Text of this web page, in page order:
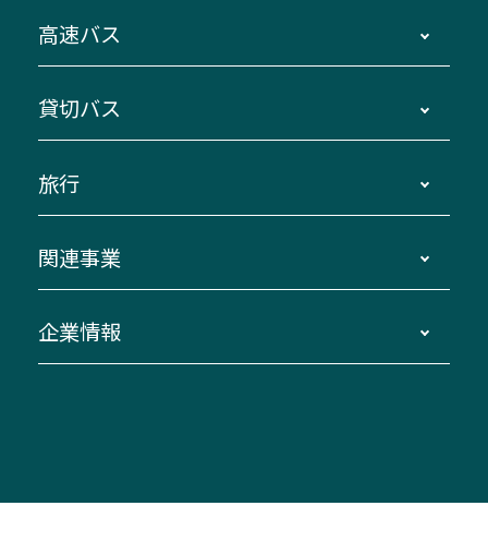
主要停留所案内図・時刻表
路線バスのご利用方法
三重交通接近情報バスロケーションシステム
ダイヤ改正情報
迂回・休止について
臨時バスについて
伊勢二見鳥羽周遊バスCANばす
「みえブルーライン」（三重大学病院直通バ
神都ライナー
高速バス
南紀・VISON～横浜・東京・埼玉
伊賀～名古屋
南紀～VISON～名古屋
湯の山温泉～名古屋
桑名・長島温泉・金城ふ頭駅～中部国際空港
（休止中）
お客様駐車場のご案内
貸切バス
貸切バスのご利用について
お問い合わせ
旅行
貸切バス団体旅行
美し国周遊ばす
関連事業
自家用自動車車両運行管理
企業情報